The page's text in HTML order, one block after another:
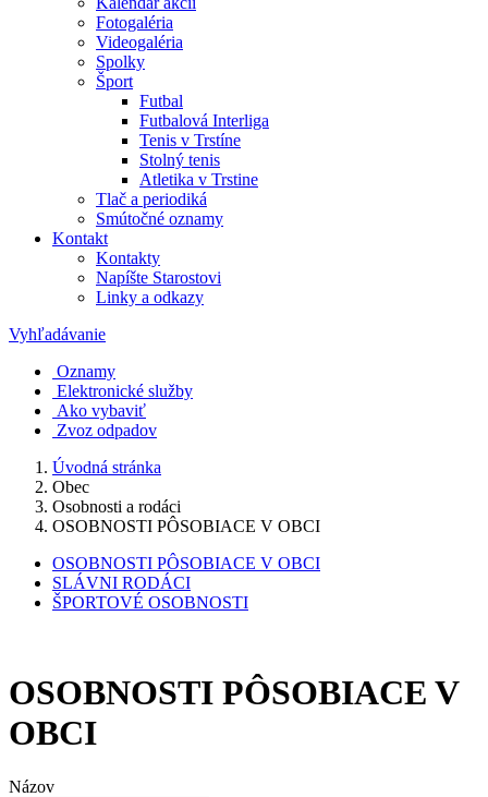
Fotogaléria
Videogaléria
Spolky
Šport
Futbal
Futbalová Interliga
Tenis v Trstíne
Stolný tenis
Atletika v Trstine
Tlač a periodiká
Smútočné oznamy
Kontakt
Kontakty
Napíšte Starostovi
Linky a odkazy
Vyhľadávanie
Oznamy
Elektronické služby
Ako vybaviť
Zvoz odpadov
Úvodná stránka
Obec
Osobnosti a rodáci
OSOBNOSTI PÔSOBIACE V OBCI
OSOBNOSTI PÔSOBIACE V OBCI
SLÁVNI RODÁCI
ŠPORTOVÉ OSOBNOSTI
OSOBNOSTI PÔSOBIACE V
OBCI
Názov